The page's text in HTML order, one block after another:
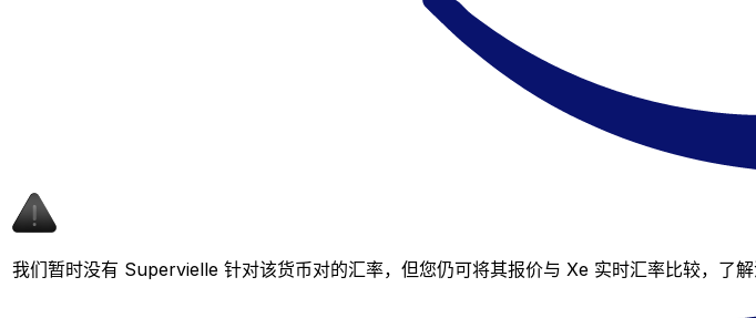
我们暂时没有 Supervielle 针对该货币对的汇率，但您仍可将其报价与 Xe 实时汇率比较，了